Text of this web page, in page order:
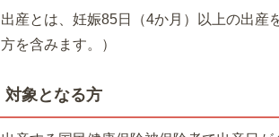
出産とは、妊娠85日（4か月）以上の出産
方を含みます。）
対象となる方